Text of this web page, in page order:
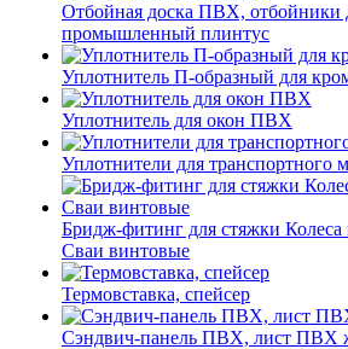
Отбойная доска ПВХ, отбойники
промышленный плинтус
Уплотнитель П-образный для
Уплотнитель для окон ПВХ
Уплотнители для транспортного
Бридж-фитинг для стяжки
Сваи винтовые
Термовставка, спейсер
Сэндвич-панель ПВХ, лист ПВХ